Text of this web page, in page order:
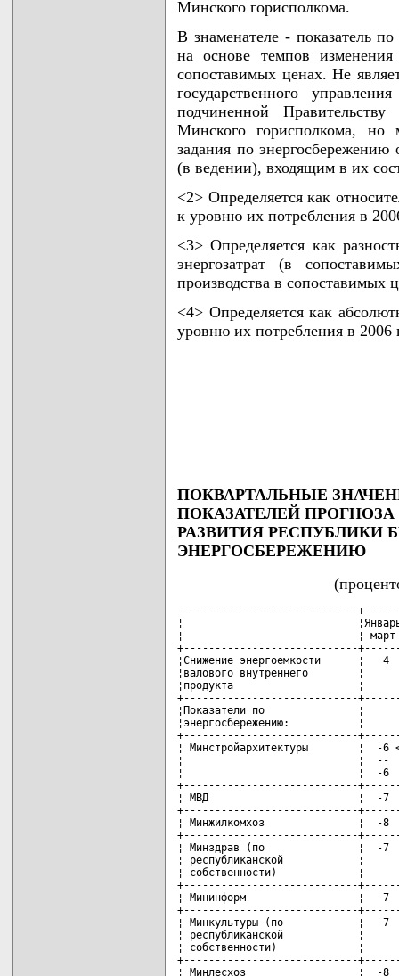
Минского горисполкома.
В знаменателе - показатель
на основе темпов
сопоставимых ценах. Не
государственного
подчиненной
Минского горисполкома, но
задания по
(в ведении), входящим в их
<2> Определяется как
к уровню их потребления в
<3> Определяется как
энергозатрат (в
производства в сопоставимых
<4> Определяется как
уровню их потребления в 2006
ПОКВАРТАЛЬНЫЕ
ПОКАЗАТЕЛЕЙ
РАЗВИТИЯ РЕСПУБЛИКИ
ЭНЕРГОСБЕРЕЖЕНИЮ
-----------------------------
¦                            ¦Январь -
¦                            ¦ март
+----------------------------
¦Снижение энергоемкости
¦валового внутреннего
¦продукта                    ¦
+----------------------------
¦Показатели по
¦энергосбережению:
+----------------------------
¦ Минстройархитектуры        ¦  -6
¦                            ¦  --
¦                            ¦  -6
+----------------------------
¦ МВД                        ¦  -7
+----------------------------
¦ Минжилкомхоз               ¦  -
+----------------------------
¦ Минздрав (по               ¦  -
¦ республиканской
¦ собственности)
+----------------------------
¦ Мининформ                  ¦  -
+----------------------------
¦ Минкультуры (по            ¦
¦ республиканской
¦ собственности)
+----------------------------
¦ Минлесхоз                  ¦  -8